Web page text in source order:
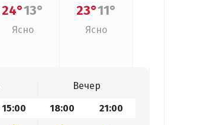
24°13°
Ясно
23°11°
Ясно
Вечер
15:00 18:00 21:00